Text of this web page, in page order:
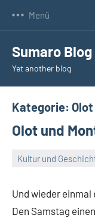
Menü
Sumaro Blog
Yet another blog
Kategorie: Olot
Olot und
Kultur und
Und wieder einmal
Den Samstag